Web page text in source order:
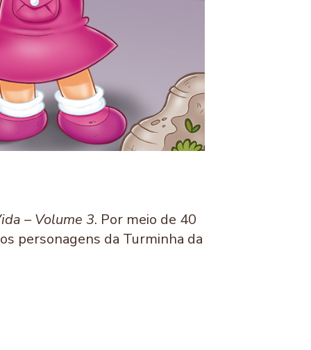
– Volume 3. Por meio de 40
personagens da Turminha da